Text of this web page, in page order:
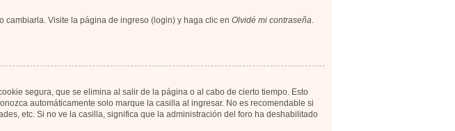
cambiarla. Visite la página de ingreso (login) y haga clic en Olvidé mi contraseña.
segura, que se elimina al salir de la página o al cabo de cierto tiempo. Esto
automáticamente solo marque la casilla al ingresar. No es recomendable si
etc. Si no ve la casilla, significa que la administración del foro ha deshabilitado